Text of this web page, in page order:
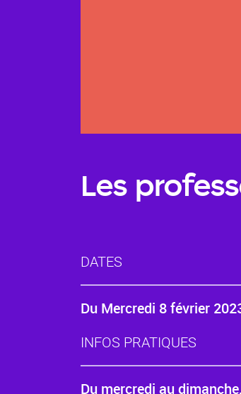
Les
DATES
Du Mercredi 8 février
INFOS PRATIQUES
Du mercredi au